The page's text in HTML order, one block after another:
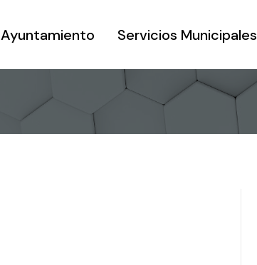
Ayuntamiento Servicios Municipales